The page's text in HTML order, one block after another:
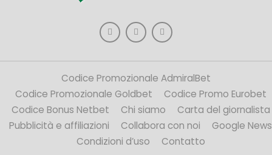
Codice Promozionale AdmiralBet
Codice Promozionale Goldbet
Codice Promo Eurobet
Codice Bonus Netbet
Chi siamo
Carta del giornalista
Pubblicità e affiliazioni
Collabora con noi
Google News
Condizioni d’uso
Contatto